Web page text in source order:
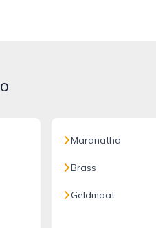
Maranatha
Brass
Geldmaat